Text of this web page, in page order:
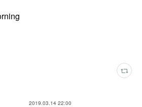
2019.03.14 22:00